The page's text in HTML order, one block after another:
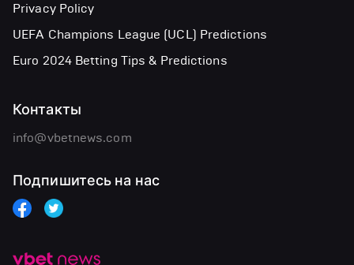
Privacy Policy
UEFA Champions League (UCL) Predictions
Euro 2024 Betting Tips & Predictions
Контакты
info@vbetnews.com
Подпишитесь на нас